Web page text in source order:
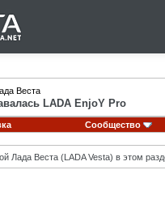
Веста
LADA EnjoY Pro
Сообщество
Лада Веста (LADA Vesta) в этом